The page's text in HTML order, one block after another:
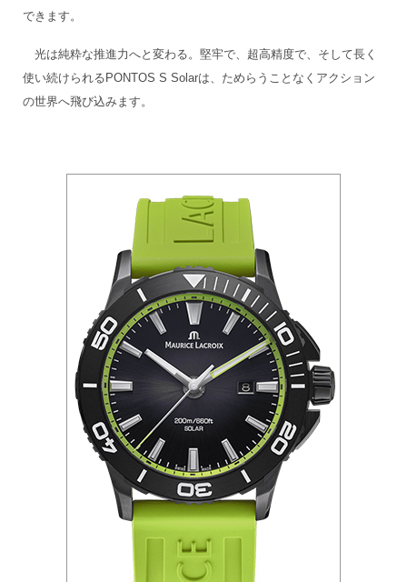
できます。
光は純粋な推進力へと変わる。堅牢で、超高精度で、そして長く
使い続けられるPONTOS S Solarは、ためらうことなくアクション
の世界へ飛び込みます。